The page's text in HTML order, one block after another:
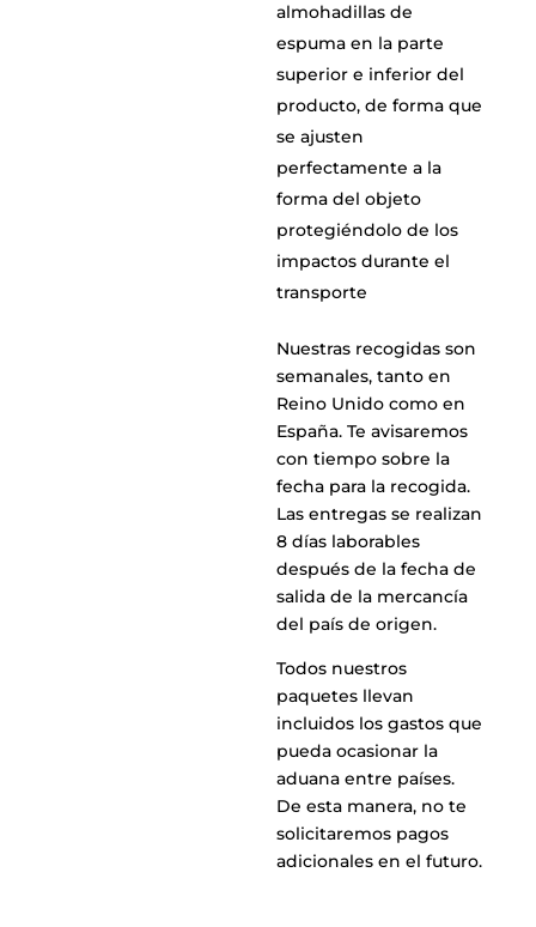
almohadillas de
espuma en la parte
superior e inferior del
producto, de forma que
se ajusten
perfectamente a la
forma del objeto
protegiéndolo de los
impactos durante el
transporte
Nuestras recogidas son
semanales, tanto en
Reino Unido como en
España. Te avisaremos
con tiempo sobre la
fecha para la recogida.
Las entregas se realizan
8 días laborables
después de la fecha de
salida de la mercancía
del país de origen.
Todos nuestros
paquetes llevan
incluidos los gastos que
pueda ocasionar la
aduana entre países.
De esta manera, no te
solicitaremos pagos
adicionales en el futuro.